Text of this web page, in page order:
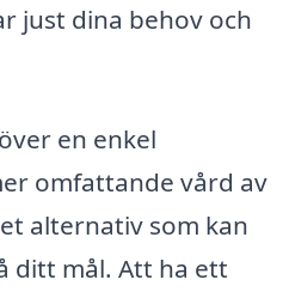
just dina behov och
en enkel
omfattande vård av
alternativ som kan
ditt mål. Att ha ett